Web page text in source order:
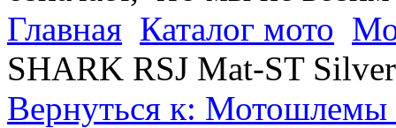
Главная Каталог мото
SHARK RSJ Mat-ST
Вернуться к: Мотошлемы